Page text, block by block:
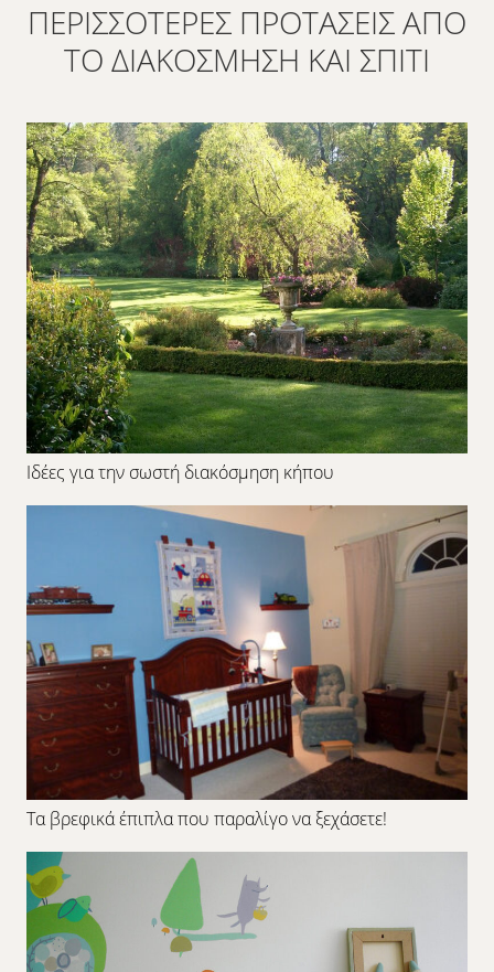
ΠΕΡΙΣΣΌΤΕΡΕΣ ΠΡΟΤΆΣΕΙΣ ΑΠΌ
ΤΟ ΔΙΑΚΌΣΜΗΣΗ ΚΑΙ ΣΠΊΤΙ
Ιδέες για την σωστή διακόσμηση κήπου
Τα βρεφικά έπιπλα που παραλίγο να ξεχάσετε!